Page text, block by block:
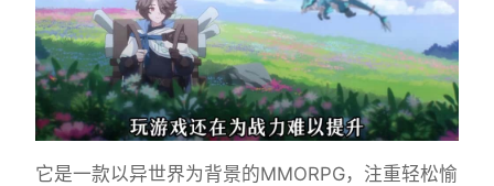
它是一款以异世界为背景的MMORPG，注重轻松愉